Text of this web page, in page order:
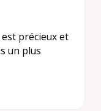
précieux et
un plus